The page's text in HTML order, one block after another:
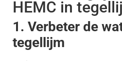
HEMC in
1. Verbeter de
tegellijm